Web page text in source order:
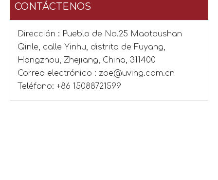
CONTÁCTENOS
Dirección : Pueblo de No.25 Maotoushan
Qinle, calle Yinhu, distrito de Fuyang,
Hangzhou, Zhejiang, China, 311400
Correo electrónico : zoe@uving.com.cn
Teléfono: +86 15088721599